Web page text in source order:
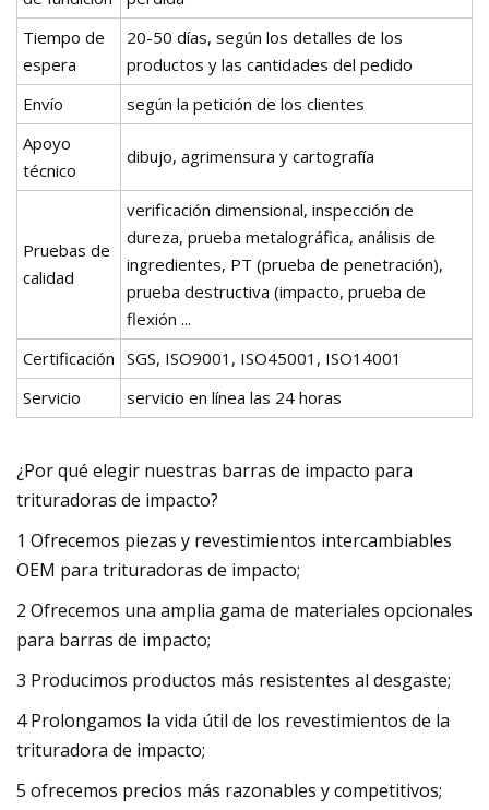
Tiempo de
espera
20-50 días, según los detalles de los
productos y las cantidades del pedido
Envío
según la petición de los clientes
Apoyo
técnico
dibujo, agrimensura y cartografía
Pruebas de
calidad
verificación dimensional, inspección de
dureza, prueba metalográfica, análisis de
ingredientes, PT (prueba de penetración),
prueba destructiva (impacto, prueba de
flexión ...
Certificación SGS, ISO9001, ISO45001, ISO14001
Servicio
servicio en línea las 24 horas
¿Por qué elegir nuestras barras de impacto para
trituradoras de impacto?
1 Ofrecemos piezas y revestimientos intercambiables
OEM para trituradoras de impacto;
2 Ofrecemos una amplia gama de materiales opcionales
para barras de impacto;
3 Producimos productos más resistentes al desgaste;
4 Prolongamos la vida útil de los revestimientos de la
trituradora de impacto;
5 ofrecemos precios más razonables y competitivos;